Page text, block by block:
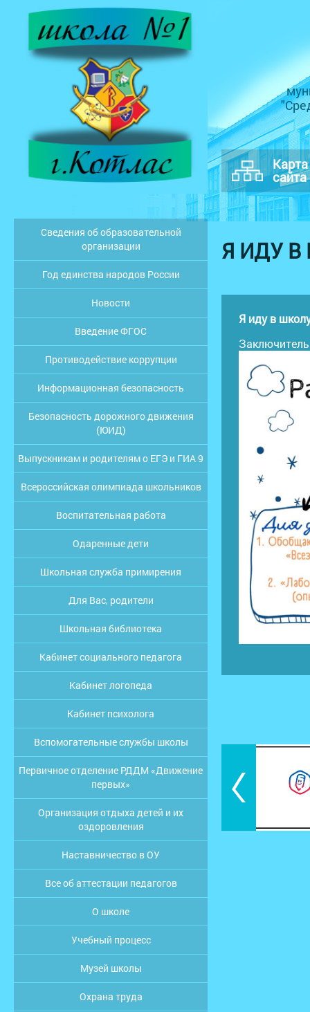
Карта
сайта
Сведения об образовательной
организации
Год единства народов России
Новости
Введение ФГОС
Противодействие коррупции
Информационная безопасность
Безопасность дорожного движения
(ЮИД)
Выпускникам и родителям о ЕГЭ и ГИА 9
Всероссийская олимпиада школьников
Воспитательная работа
Одаренные дети
Школьная служба примирения
Для Вас, родители
Школьная библиотека
Кабинет социального педагога
Кабинет логопеда
Кабинет психолога
Вспомогательные службы школы
Первичное отделение РДДМ «Движение
первых»
Организация отдыха детей и их
оздоровления
Наставничество в ОУ
Все об аттестации педагогов
О школе
Учебный процесс
Музей школы
Охрана труда
Я ИДУ
Я иду в